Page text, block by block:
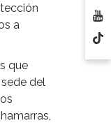
a
que
del